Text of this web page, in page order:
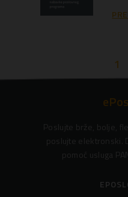
1
Poslujte brže, bolje,
poslujte elektronski.
pomoć usluga